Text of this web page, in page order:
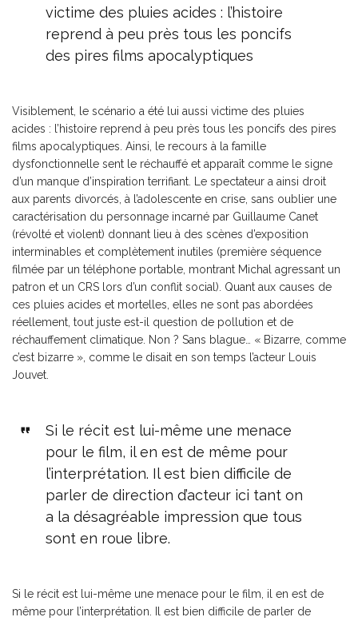
victime des pluies acides : l’histoire
reprend à peu près tous les poncifs
des pires films apocalyptiques
Visiblement, le scénario a été lui aussi victime des pluies
acides : l’histoire reprend à peu près tous les poncifs des pires
films apocalyptiques. Ainsi, le recours à la famille
dysfonctionnelle sent le réchauffé et apparaît comme le signe
d’un manque d’inspiration terrifiant. Le spectateur a ainsi droit
aux parents divorcés, à l’adolescente en crise, sans oublier une
caractérisation du personnage incarné par Guillaume Canet
(révolté et violent) donnant lieu à des scènes d’exposition
interminables et complètement inutiles (première séquence
filmée par un téléphone portable, montrant Michal agressant un
patron et un CRS lors d’un conflit social). Quant aux causes de
ces pluies acides et mortelles, elles ne sont pas abordées
réellement, tout juste est-il question de pollution et de
réchauffement climatique. Non ? Sans blague… « Bizarre, comme
c’est bizarre », comme le disait en son temps l’acteur Louis
Jouvet.
Si le récit est lui-même une menace
pour le film, il en est de même pour
l’interprétation. Il est bien difficile de
parler de direction d’acteur ici tant on
a la désagréable impression que tous
sont en roue libre.
Si le récit est lui-même une menace pour le film, il en est de
même pour l’interprétation. Il est bien difficile de parler de